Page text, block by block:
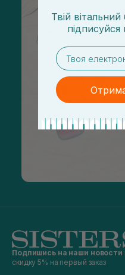
Подпишись на наши новости
скидку 5% на первый заказ
Твій
підписуйся
email